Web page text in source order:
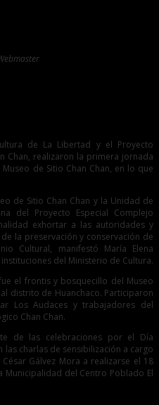
de La Libertad y el Proyecto
Chan, realizaron la primera jornada
de Sitio Chan Chan, en lo que
de Sitio Chan Chan y la Unidad de
del Proyecto Especial Complejo
exhortar a las autoridades y
la preservación y conservación de
Cultural, manifestó María Elena
del Ministerio de Cultura.
el frontis y bosquecillo del Museo
distrito de Huanchaco. Participaron
Los Audaces y trabajadores del
Chan Chan.
de las celebraciones por el Día
charlas de sensibilización a cargo
Gálvez Mora a realizarse el 18
del Centro Poblado El